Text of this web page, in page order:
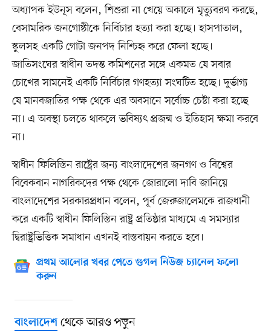
অধ্যাপক ইউনূস বলেন, শিশুরা না খেয়ে অকালে মৃত্যুবরণ করছে,
বেসামরিক জনগোষ্ঠীকে নির্বিচার হত্যা করা হচ্ছে। হাসপাতাল,
স্কুলসহ একটি গোটা জনপদ নিশ্চিহ্ন করে ফেলা হচ্ছে।
জাতিসংঘের স্বাধীন তদন্ত কমিশনের সঙ্গে একমত যে সবার
চোখের সামনেই একটি নির্বিচার গণহত্যা সংঘটিত হচ্ছে। দুর্ভাগ্য
যে মানবজাতির পক্ষ থেকে এর অবসানে সর্বোচ্চ চেষ্টা করা হচ্ছে
না। এ অবস্থা চলতে থাকলে ভবিষ্যৎ প্রজন্ম ও ইতিহাস ক্ষমা করবে
না।
স্বাধীন ফিলিস্তিন রাষ্ট্রের জন্য বাংলাদেশের জনগণ ও বিশ্বের
বিবেকবান নাগরিকদের পক্ষ থেকে জোরালো দাবি জানিয়ে
বাংলাদেশের সরকারপ্রধান বলেন, পূর্ব জেরুজালেমকে রাজধানী
করে একটি স্বাধীন ফিলিস্তিন রাষ্ট্র প্রতিষ্ঠার মাধ্যমে এ সমস্যার
দ্বিরাষ্ট্রভিত্তিক সমাধান এখনই বাস্তবায়ন করতে হবে।
প্রথম আলোর খবর পেতে গুগল নিউজ চ্যানেল ফলো
করুন
বাংলাদেশথেকে আরও পড়ুন